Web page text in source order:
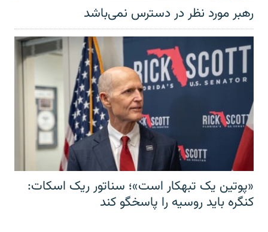
رهبر مورد نظر در دسترس نمی‌باشد
«پوتین یک تبهکار است»؛ سناتور ریک اسکات:
کنگره باید روسیه را پاسخگو کند